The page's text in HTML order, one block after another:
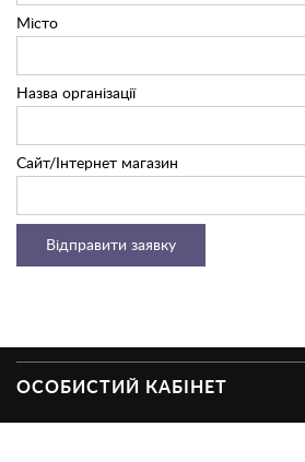
Місто
Назва організації
Сайт/Інтернет магазин
ОСОБИСТИЙ КАБІНЕТ